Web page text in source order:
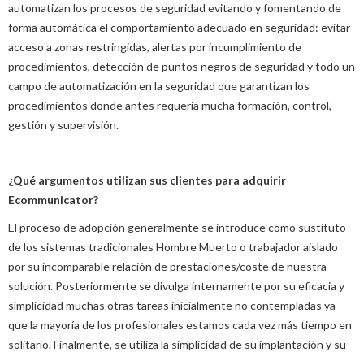
automatizan los procesos de seguridad evitando y fomentando de
forma automática el comportamiento adecuado en seguridad: evitar
acceso a zonas restringidas, alertas por incumplimiento de
procedimientos, detección de puntos negros de seguridad y todo un
campo de automatización en la seguridad que garantizan los
procedimientos donde antes requería mucha formación, control,
gestión y supervisión.
¿Qué argumentos utilizan sus clientes para adquirir
Ecommunicator?
El proceso de adopción generalmente se introduce como sustituto
de los sistemas tradicionales Hombre Muerto o trabajador aislado
por su incomparable relación de prestaciones/coste de nuestra
solución. Posteriormente se divulga internamente por su eficacia y
simplicidad muchas otras tareas inicialmente no contempladas ya
que la mayoría de los profesionales estamos cada vez más tiempo en
solitario. Finalmente, se utiliza la simplicidad de su implantación y su